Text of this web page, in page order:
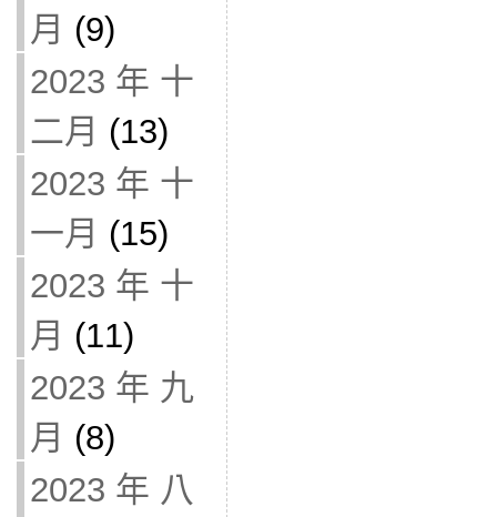
月 (9)
2023 年 十
二月 (13)
2023 年 十
一月 (15)
2023 年 十
月 (11)
2023 年 九
月 (8)
2023 年 八